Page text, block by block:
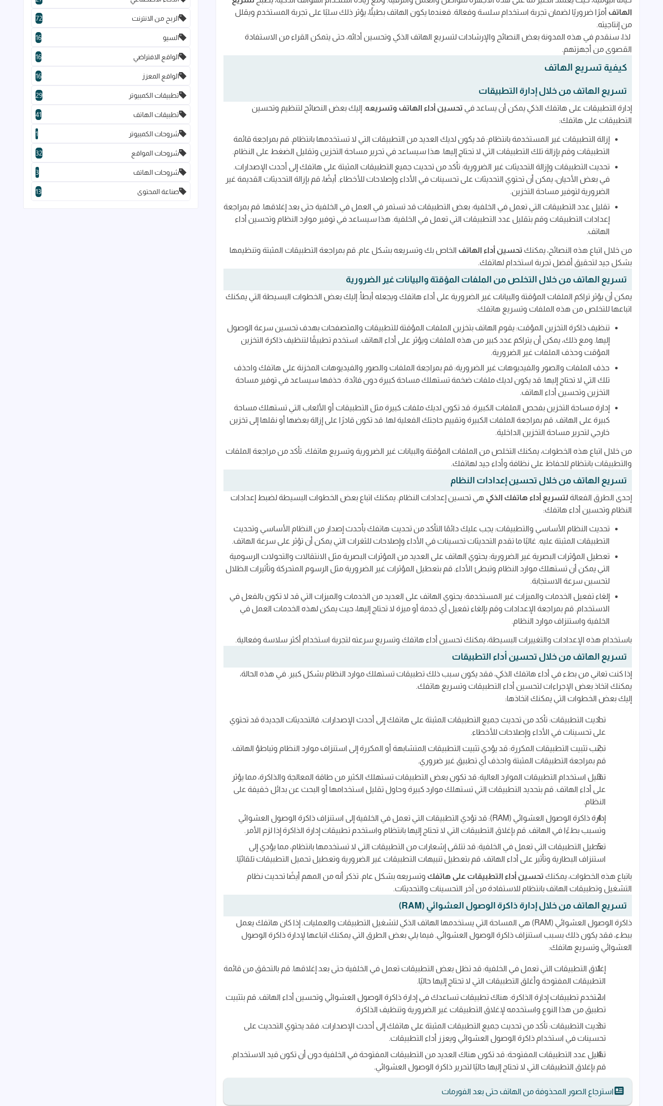
تسريع الهاتف من خلال تحسين إعدادات النظام
تسريع الهاتف من خلال تحسين أداء التطبيقات
تسريع الهاتف من خلال إدارة ذاكرة الوصول العشوائي (RAM)
تسريع الهاتف من خلال إعادة التعيين
الأسئلة الشائعة حول تسريع الهاتف
كيف اجعل الهاتف سريع جدا؟
ما هو الكود لتسريع الهاتف؟
كيف اسرع الهاتف من الاعدادات؟
ما هو سبب ثقل الهاتف؟
جهازي بطيء جدا كيف اسرعه؟
من أسباب بطئ الجهاز؟
الخاتمة
الهاتف أمرًا ضروريًا لضمان تجربة استخدام سلسة وفعالة. فعندما يكون الهاتف بطيئًا، يؤثر ذلك سلبًا على تجربة المستخدم ويقلل
من إنتاجيته.
لذا، سنقدم في هذه المدونة بعض النصائح والإرشادات لتسريع الهاتف الذكي وتحسين أدائه، حتى يتمكن القراء من الاستفادة
القصوى من أجهزتهم.
كيفية تسريع الهاتف
تسريع الهاتف من خلال إدارة التطبيقات
إدارة التطبيقات على هاتفك الذكي يمكن أن يساعد في تحسين أداء الهاتف وتسريعه. إليك بعض النصائح لتنظيم وتحسين
التطبيقات على هاتفك:
إزالة التطبيقات غير المستخدمة بانتظام: قد يكون لديك العديد من التطبيقات التي لا تستخدمها بانتظام. قم بمراجعة قائمة
التطبيقات وقم بإزالة تلك التطبيقات التي لا تحتاج إليها. هذا سيساعد في تحرير مساحة التخزين وتقليل الضغط على النظام.
تحديث التطبيقات وإزالة التحديثات غير الضرورية: تأكد من تحديث جميع التطبيقات المثبتة على هاتفك إلى أحدث الإصدارات.
في بعض الأحيان، يمكن أن تحتوي التحديثات على تحسينات في الأداء وإصلاحات للأخطاء. أيضًا، قم بإزالة التحديثات القديمة غير
الضرورية لتوفير مساحة التخزين.
تقليل عدد التطبيقات التي تعمل في الخلفية: بعض التطبيقات قد تستمر في العمل في الخلفية حتى بعد إغلاقها. قم بمراجعة
إعدادات التطبيقات وقم بتقليل عدد التطبيقات التي تعمل في الخلفية. هذا سيساعد في توفير موارد النظام وتحسين أداء
الهاتف.
من خلال اتباع هذه النصائح، يمكنك تحسين أداء الهاتف الخاص بك وتسريعه بشكل عام. قم بمراجعة التطبيقات المثبتة وتنظيمها
بشكل جيد لتحقيق أفضل تجربة استخدام لهاتفك.
تسريع الهاتف من خلال التخلص من الملفات المؤقتة والبيانات غير الضرورية
يمكن أن يؤثر تراكم الملفات المؤقتة والبيانات غير الضرورية على أداء هاتفك ويجعله أبطأ. إليك بعض الخطوات البسيطة التي يمكنك
اتباعها للتخلص من هذه الملفات وتسريع هاتفك:
تنظيف ذاكرة التخزين المؤقت: يقوم الهاتف بتخزين الملفات المؤقتة للتطبيقات والمتصفحات بهدف تحسين سرعة الوصول
إليها. ومع ذلك، يمكن أن يتراكم عدد كبير من هذه الملفات ويؤثر على أداء الهاتف. استخدم تطبيقًا لتنظيف ذاكرة التخزين
المؤقت وحذف الملفات غير الضرورية.
حذف الملفات والصور والفيديوهات غير الضرورية: قم بمراجعة الملفات والصور والفيديوهات المخزنة على هاتفك واحذف
تلك التي لا تحتاج إليها. قد يكون لديك ملفات ضخمة تستهلك مساحة كبيرة دون فائدة. حذفها سيساعد في توفير مساحة
التخزين وتحسين أداء الهاتف.
إدارة مساحة التخزين بفحص الملفات الكبيرة: قد تكون لديك ملفات كبيرة مثل التطبيقات أو الألعاب التي تستهلك مساحة
كبيرة على الهاتف. قم بمراجعة الملفات الكبيرة وتقييم حاجتك الفعلية لها. قد تكون قادرًا على إزالة بعضها أو نقلها إلى تخزين
خارجي لتحرير مساحة التخزين الداخلية.
من خلال اتباع هذه الخطوات، يمكنك التخلص من الملفات المؤقتة والبيانات غير الضرورية وتسريع هاتفك. تأكد من مراجعة الملفات
والتطبيقات بانتظام للحفاظ على نظافة وأداء جيد لهاتفك.
تسريع الهاتف من خلال تحسين إعدادات النظام
إحدى الطرق الفعالة لتسريع أداء هاتفك الذكي هي تحسين إعدادات النظام. يمكنك اتباع بعض الخطوات البسيطة لضبط إعدادات
النظام وتحسين أداء هاتفك:
تحديث النظام الأساسي والتطبيقات: يجب عليك دائمًا التأكد من تحديث هاتفك بأحدث إصدار من النظام الأساسي وتحديث
التطبيقات المثبتة عليه. غالبًا ما تقدم التحديثات تحسينات في الأداء وإصلاحات للثغرات التي يمكن أن تؤثر على سرعة الهاتف.
تعطيل المؤثرات البصرية غير الضرورية: يحتوي الهاتف على العديد من المؤثرات البصرية مثل الانتقالات والتحولات الرسومية
التي يمكن أن تستهلك موارد النظام وتبطئ الأداء. قم بتعطيل المؤثرات غير الضرورية مثل الرسوم المتحركة وتأثيرات الظلال
لتحسين سرعة الاستجابة.
إلغاء تفعيل الخدمات والميزات غير المستخدمة: يحتوي الهاتف على العديد من الخدمات والميزات التي قد لا تكون بالفعل في
الاستخدام. قم بمراجعة الإعدادات وقم بإلغاء تفعيل أي خدمة أو ميزة لا تحتاج إليها، حيث يمكن لهذه الخدمات العمل في
الخلفية واستنزاف موارد النظام.
باستخدام هذه الإعدادات والتغييرات البسيطة، يمكنك تحسين أداء هاتفك وتسريع سرعته لتجربة استخدام أكثر سلاسة وفعالية.
تسريع الهاتف من خلال تحسين أداء التطبيقات
إذا كنت تعاني من بطء في أداء هاتفك الذكي، فقد يكون سبب ذلك تطبيقات تستهلك موارد النظام بشكل كبير. في هذه الحالة،
يمكنك اتخاذ بعض الإجراءات لتحسين أداء التطبيقات وتسريع هاتفك.
إليك بعض الخطوات التي يمكنك اتخاذها:
تحديث التطبيقات: تأكد من تحديث جميع التطبيقات المثبتة على هاتفك إلى أحدث الإصدارات. فالتحديثات الجديدة قد تحتوي
على تحسينات في الأداء وإصلاحات للأخطاء.
تجنب تثبيت التطبيقات المكررة: قد يؤدي تثبيت التطبيقات المتشابهة أو المكررة إلى استنزاف موارد النظام وتباطؤ الهاتف.
قم بمراجعة التطبيقات المثبتة واحذف أي تطبيق غير ضروري.
تقليل استخدام التطبيقات الموارد العالية: قد تكون بعض التطبيقات تستهلك الكثير من طاقة المعالجة والذاكرة، مما يؤثر
على أداء الهاتف. قم بتحديد التطبيقات التي تستهلك موارد كبيرة وحاول تقليل استخدامها أو البحث عن بدائل خفيفة على
النظام.
إدارة ذاكرة الوصول العشوائي (RAM): قد تؤدي التطبيقات التي تعمل في الخلفية إلى استنزاف ذاكرة الوصول العشوائي
وتسبب بطءًا في الهاتف. قم بإغلاق التطبيقات التي لا تحتاج إليها بانتظام واستخدم تطبيقات إدارة الذاكرة إذا لزم الأمر.
تعطيل التطبيقات التي تعمل في الخلفية: قد تتلقى إشعارات من التطبيقات التي لا تستخدمها بانتظام، مما يؤدي إلى
استنزاف البطارية وتأثير على أداء الهاتف. قم بتعطيل تنبيهات التطبيقات غير الضرورية وتعطيل تحميل التطبيقات تلقائيًا.
باتباع هذه الخطوات، يمكنك تحسين أداء التطبيقات على هاتفك وتسريعه بشكل عام. تذكر أنه من المهم أيضًا تحديث نظام
التشغيل وتطبيقات الهاتف بانتظام للاستفادة من آخر التحسينات والتحديثات.
تسريع الهاتف من خلال إدارة ذاكرة الوصول العشوائي (RAM)
ذاكرة الوصول العشوائي (RAM) هي المساحة التي يستخدمها الهاتف الذكي لتشغيل التطبيقات والعمليات. إذا كان هاتفك يعمل
ببطء، فقد يكون ذلك بسبب استنزاف ذاكرة الوصول العشوائي. فيما يلي بعض الطرق التي يمكنك اتباعها لإدارة ذاكرة الوصول
العشوائي وتسريع هاتفك:
إغلاق التطبيقات التي تعمل في الخلفية: قد تظل بعض التطبيقات تعمل في الخلفية حتى بعد إغلاقها. قم بالتحقق من قائمة
التطبيقات المفتوحة وأغلق التطبيقات التي لا تحتاج إليها حاليًا.
استخدم تطبيقات إدارة الذاكرة: هناك تطبيقات تساعدك في إدارة ذاكرة الوصول العشوائي وتحسين أداء الهاتف. قم بتثبيت
تطبيق من هذا النوع واستخدمه لإغلاق التطبيقات غير الضرورية وتنظيف الذاكرة.
تحديث التطبيقات: تأكد من تحديث جميع التطبيقات المثبتة على هاتفك إلى أحدث الإصدارات. فقد يحتوي التحديث على
تحسينات في استخدام ذاكرة الوصول العشوائي ويعزز أداء التطبيقات.
تقليل عدد التطبيقات المفتوحة: قد تكون هناك العديد من التطبيقات المفتوحة في الخلفية دون أن تكون قيد الاستخدام.
قم بإغلاق التطبيقات التي لا تحتاج إليها حاليًا لتحرير ذاكرة الوصول العشوائي.
استرجاع الصور المحذوفة من الهاتف حتى بعد الفورمات
الربح من الانترنت 72
السيو 16
الواقع الافتراضي 16
الواقع المعزز 16
تطبيقات الكمبيوتر 29
تطبيقات الهاتف 41
شروحات الكمبيوتر 1
شروحات المواقع 32
شروحات الهاتف 3
صناعة المحتوى 13